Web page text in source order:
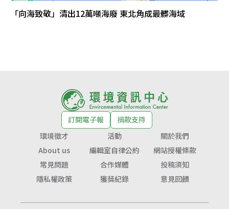
「向海致敬」清出12萬噸海廢 東北角成最髒海域
訂閱電子報
捐款支持
環境徵才
活動
關於我們
About us
編輯室自律公約
網站授權條款
常見問題
合作媒體
投稿須知
隱私權政策
獲獎紀錄 意見回饋